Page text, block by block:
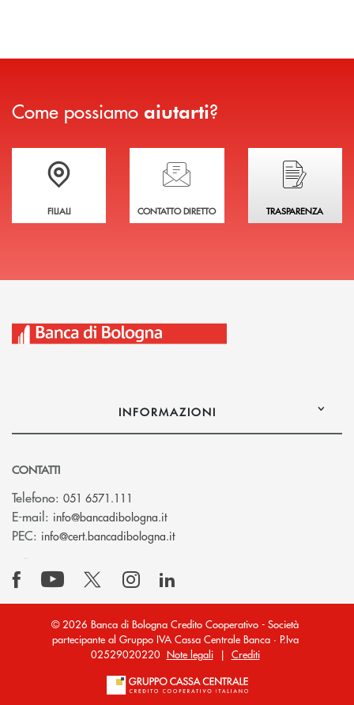
Come possiamo aiutarti?
Trova la filiale più vicina a te
FILIALI
Hai bisogno di assistenza immediata?
CONTATTO DIRETTO
Hai bisogno di
TRASPARENZA
INFORMAZIONI
CONTATTI
Telefono: 051 6571.111
E-mail: info@bancadibologna.it(si apre l’app di posta elettronica)
PEC: info@cert.bancadibologna.it(si apre l’app di posta
© 2026 Banca di Bologna Credito Cooperativo - Società
partecipante al Gruppo IVA Cassa Centrale Banca · P.Iva
02529020220 Note legali| Crediti